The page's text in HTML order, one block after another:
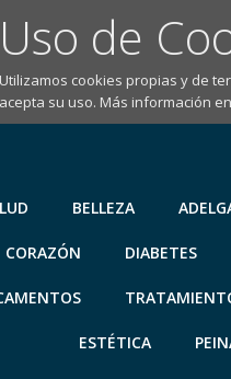
Uso de
Utilizamos cookies propias y de
acepta su uso. Más información
BELLEZA
CORAZÓN DIABETES
ESTÉTICA